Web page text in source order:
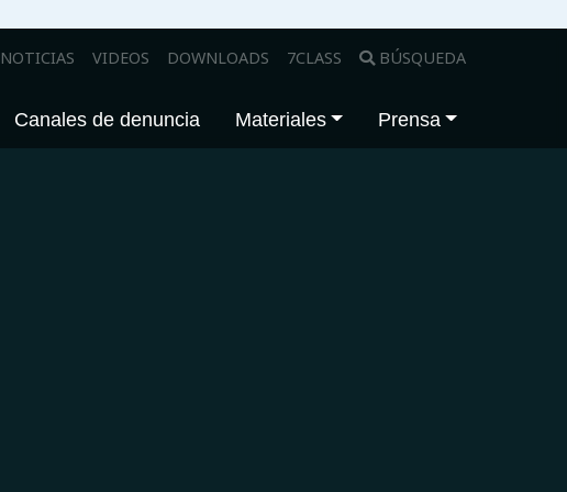
NOTICIAS VIDEOS DOWNLOADS 7CLASS BÚSQUEDA
Canales de denuncia Materiales Prensa